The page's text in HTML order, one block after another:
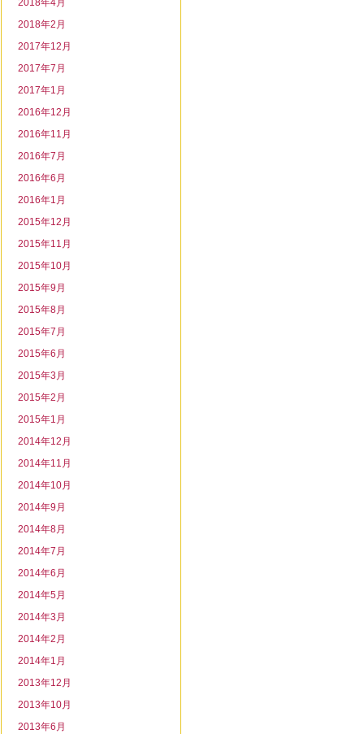
2018年4月
2018年2月
2017年12月
2017年7月
2017年1月
2016年12月
2016年11月
2016年7月
2016年6月
2016年1月
2015年12月
2015年11月
2015年10月
2015年9月
2015年8月
2015年7月
2015年6月
2015年3月
2015年2月
2015年1月
2014年12月
2014年11月
2014年10月
2014年9月
2014年8月
2014年7月
2014年6月
2014年5月
2014年3月
2014年2月
2014年1月
2013年12月
2013年10月
2013年6月